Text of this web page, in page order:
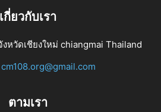
เกี่ยวกับเรา
งหวัดเชียงใหม่ chiangmai Thailand
cm108.org@gmail.com
ตามเรา